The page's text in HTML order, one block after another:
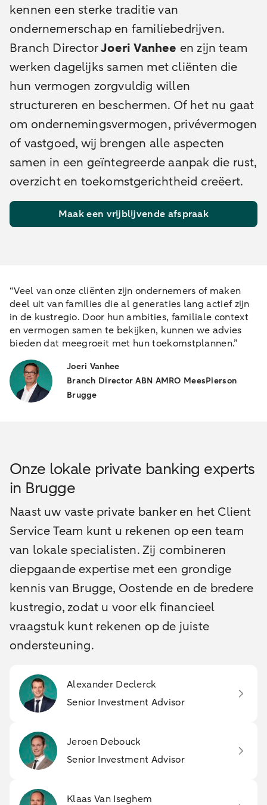
kennen een sterke traditie van
ondernemerschap en familiebedrijven.
Branch DirectorJoeri Vanhee en zijn team
werken dagelijks samen met cliënten die
hun vermogen zorgvuldig willen
structureren en beschermen. Of het nu gaat
om ondernemingsvermogen, privévermogen
of vastgoed, wij brengen alle aspecten
samen in een geïntegreerde aanpak die rust,
overzicht en toekomstgerichtheid creëert.
Maak een vrijblijvende afspraak
“Veel van onze cliënten zijn ondernemers of maken
deel uit van families die al generaties lang actief zijn
in de kustregio. Door hun ambities, familiale context
en vermogen samen te bekijken, kunnen we advies
bieden dat meegroeit met hun toekomstplannen.”
Joeri Vanhee
Branch Director ABN AMRO MeesPierson
Brugge
Onze lokale private banking experts
in Brugge
Naast uw vaste private banker en het Client
Service Team kunt u rekenen op een team
van lokale specialisten. Zij combineren
diepgaande expertise met een grondige
kennis van Brugge, Oostende en de bredere
kustregio, zodat u voor elk financieel
vraagstuk kunt rekenen op de juiste
ondersteuning.
Alexander Declerck
Senior Investment Advisor
Jeroen Debouck
Senior Investment Advisor
Klaas Van Iseghem